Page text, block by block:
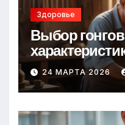
Здоровье
Выбор
24 МАРТА 2026